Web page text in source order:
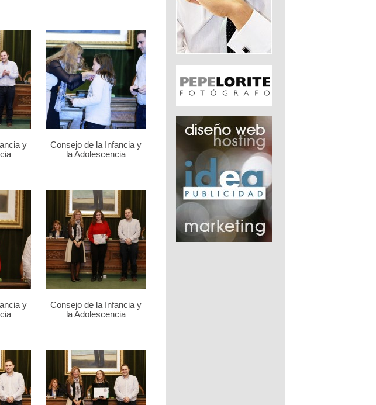
y
Consejo de la Infancia y
la Adolescencia
y
Consejo de la Infancia y
la Adolescencia